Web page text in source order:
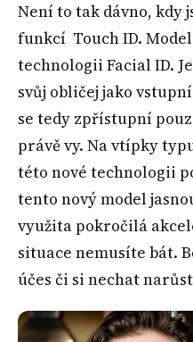
Není to tak dávno, kdy
funkcí Touch ID.
technologii Facial ID.
svůj obličej jako
se tedy zpřístupní
právě vy. Na vtípky
této nové technologii
tento nový model
využita pokročilá
situace nemusíte bát.
účes či si nechat